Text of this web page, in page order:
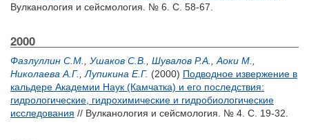
Вулканология и сейсмология. № 6. С. 58-67.
2000
Фазлуллин С.М. Ушаков С.В. Шувалов Р.А. Аоки М.
Николаева А.Г.
Лупикина Е.Г. (2000) Подводное извержение в
кальдере Академии Наук (Камчатка) и его последствия:
гидрологические, гидрохимические и гидробиологические
исследования // Вулканология и сейсмология. № 4. С. 19-32.